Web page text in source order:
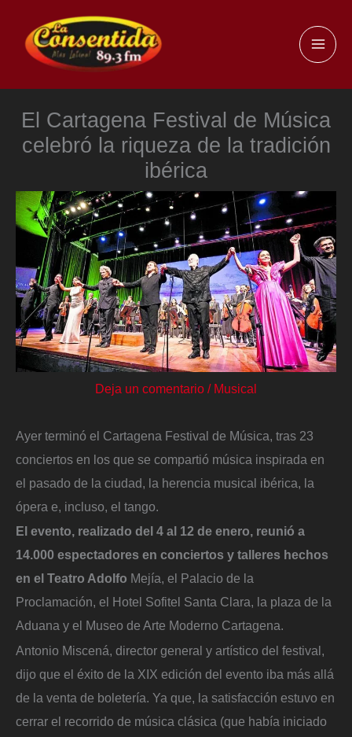
contenido
El Cartagena Festival de Música
celebró la riqueza de la tradición
ibérica
Deja un comentario / Musical
Ayer terminó el Cartagena Festival de Música, tras 23
conciertos en los que se compartió música inspirada en
el pasado de la ciudad, la herencia musical ibérica, la
ópera e, incluso, el tango.
El evento, realizado del 4 al 12 de enero, reunió a
14.000 espectadores en conciertos y talleres hechos
en el Teatro Adolfo Mejía, el Palacio de la
Proclamación, el Hotel Sofitel Santa Clara, la plaza de la
Aduana y el Museo de Arte Moderno Cartagena.
Antonio Miscená, director general y artístico del festival,
dijo que el éxito de la XIX edición del evento iba más allá
de la venta de boletería. Ya que, la satisfacción estuvo en
cerrar el recorrido de música clásica (que había iniciado